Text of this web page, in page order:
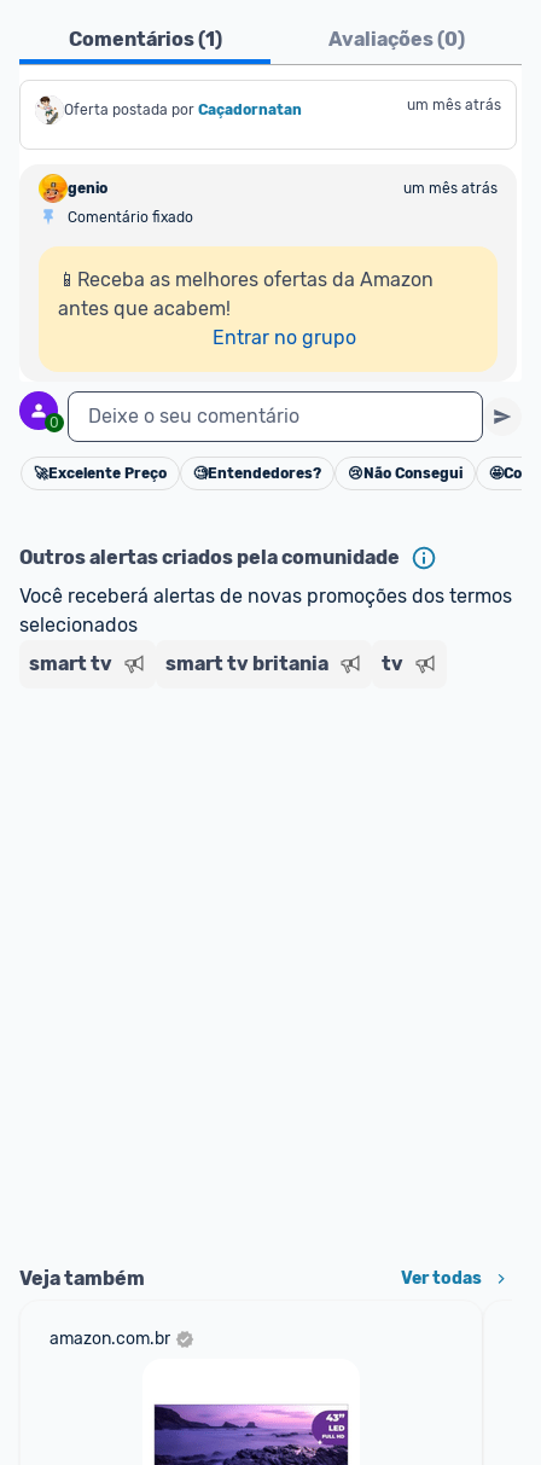
Comentários (1) Avaliações (0)
Oferta postada por Caçadornatan um mês atrás
genio
um mês atrás
Comentário fixado
📱Receba as melhores ofertas da Amazon
antes que acabem!
Entrar no grupo
0 Deixe o seu comentário
Cancelar
🚀Excelente Preço 🧐Entendedores? 😢 Não Consegui 🤩
Outros alertas criados pela comunidade
Você receberá alertas de novas promoções dos termos
selecionados
smart tv
smart tv britania tv
Veja também Ver todas
amazon.com.br